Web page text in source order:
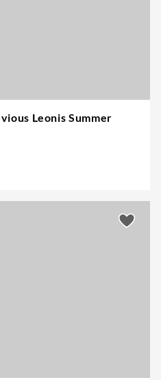
Leonis Summer